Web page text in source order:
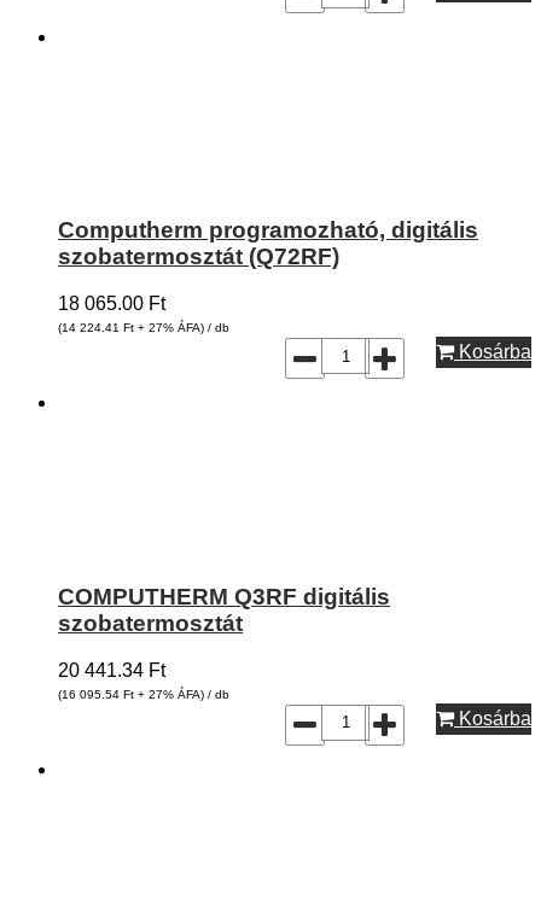
Computherm programozható, digitális
szobatermosztát (Q72RF)
18 065.00 Ft
(14 224.41 Ft + 27% ÁFA) / db
Kosárba
COMPUTHERM Q3RF digitális
szobatermosztát
20 441.34 Ft
(16 095.54 Ft + 27% ÁFA) / db
Kosárba